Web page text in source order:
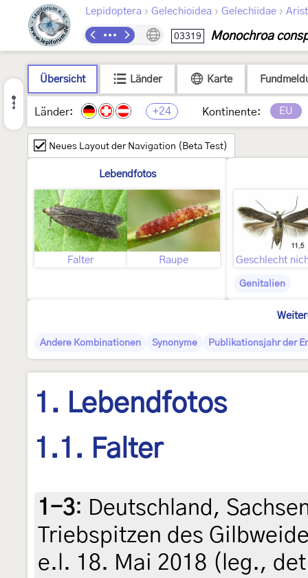
Lepidoptera › Gelechioidea › Gelechiidae ›
03319 Monochroa
Übersicht Länder Karte
Länder: +24 Kontinente: EU
Neues Layout der Navigation (Beta Test)
Lebendfotos
Falter Raupe
Genitalien
Andere Kombinationen Synonyme Publikationsjahr der
1. Lebendfotos
1.1. Falter
1-3: Deutschland,
Triebspitzen des
e.l. 18. Mai 2018 (leg.,